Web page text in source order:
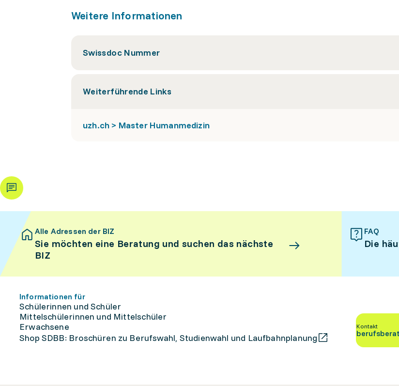
Weitere Informationen
Swissdoc Nummer
Weiterführende Links
uzh.ch > Master Humanmedizin
Alle Adressen der BIZ
Sie möchten eine Beratung und suchen das nächste
BIZ
FAQ
Die
Informationen für
Schülerinnen und Schüler
Mittelschülerinnen und Mittelschüler
Erwachsene
Shop SDBB: Broschüren zu Berufswahl, Studienwahl und Laufbahnplanung
Kontakt